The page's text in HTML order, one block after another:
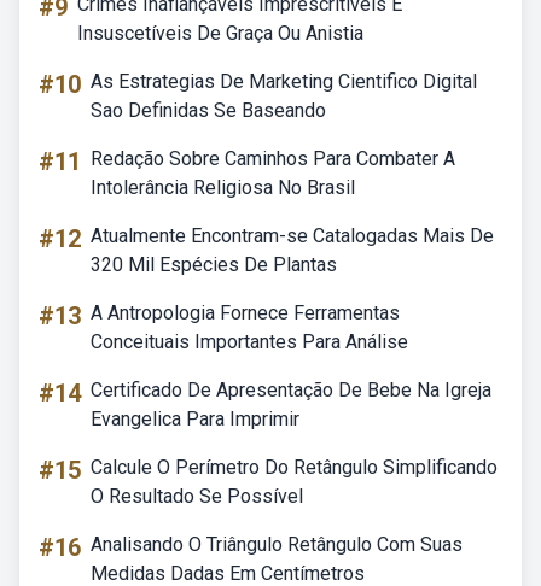
#9
Insuscetíveis De Graça Ou Anistia
#10 As Estrategias De Marketing Cientifico Digital
Sao Definidas Se Baseando
#11
Redação Sobre Caminhos Para Combater A
Intolerância Religiosa No Brasil
#12 Atualmente Encontram-se Catalogadas Mais De
320 Mil Espécies De Plantas
#13 A Antropologia Fornece Ferramentas
Conceituais Importantes Para Análise
#14 Certificado De Apresentação De Bebe Na Igreja
Evangelica Para Imprimir
#15 Calcule O Perímetro Do Retângulo Simplificando
O Resultado Se Possível
#16 Analisando O Triângulo Retângulo Com Suas
Medidas Dadas Em Centímetros